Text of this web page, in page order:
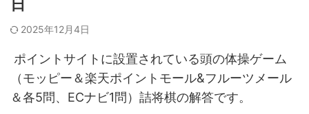
日
2025年12月4日
ポイントサイトに設置されている頭の体操ゲーム
（モッピー＆楽天ポイントモール&フルーツメール
＆各5問、ECナビ1問）詰将棋の解答です。